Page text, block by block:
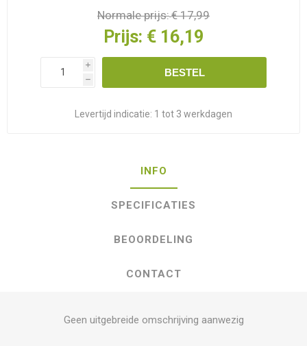
Normale prijs:€ 17,99
Prijs: € 16,19
i
h
BESTEL
Levertijd indicatie: 1 tot 3 werkdagen
INFO
SPECIFICATIES
BEOORDELING
CONTACT
Geen uitgebreide omschrijving aanwezig